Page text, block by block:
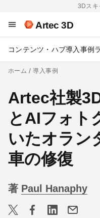
3Dスキ
Artec 3D
コンテンツ・ハブ導入事例
ホーム 導入事例
Artec社製
とAIフォト
いたオラン
車の修復
著 Paul Hanaphy